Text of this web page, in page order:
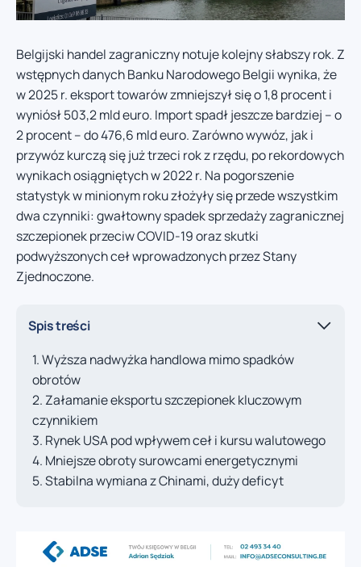
Belgijski handel zagraniczny notuje kolejny słabszy rok. Z
wstępnych danych Banku Narodowego Belgii wynika, że
w 2025 r. eksport towarów zmniejszył się o 1,8 procent i
wyniósł 503,2 mld euro. Import spadł jeszcze bardziej – o
2 procent – do 476,6 mld euro. Zarówno wywóz, jak i
przywóz kurczą się już trzeci rok z rzędu, po rekordowych
wynikach osiągniętych w 2022 r. Na pogorszenie
statystyk w minionym roku złożyły się przede wszystkim
dwa czynniki: gwałtowny spadek sprzedaży zagranicznej
szczepionek przeciw COVID-19 oraz skutki
podwyższonych ceł wprowadzonych przez Stany
Zjednoczone.
Spis treści
Wyższa nadwyżka handlowa mimo spadków
obrotów
Załamanie eksportu szczepionek kluczowym
czynnikiem
Rynek USA pod wpływem ceł i kursu walutowego
Mniejsze obroty surowcami energetycznymi
Stabilna wymiana z Chinami, duży deficyt